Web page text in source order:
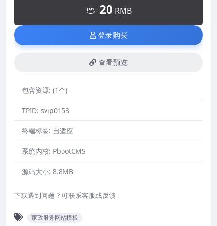
20 RMB
登录购买
查看预览
包含资源: (1个)
TPID: svip0153
终端标签: 自适应
系统内核: PbootCMS
源码大小: 8.8MB
下载遇到问题？可联系客服或反馈
家政服务网站模板